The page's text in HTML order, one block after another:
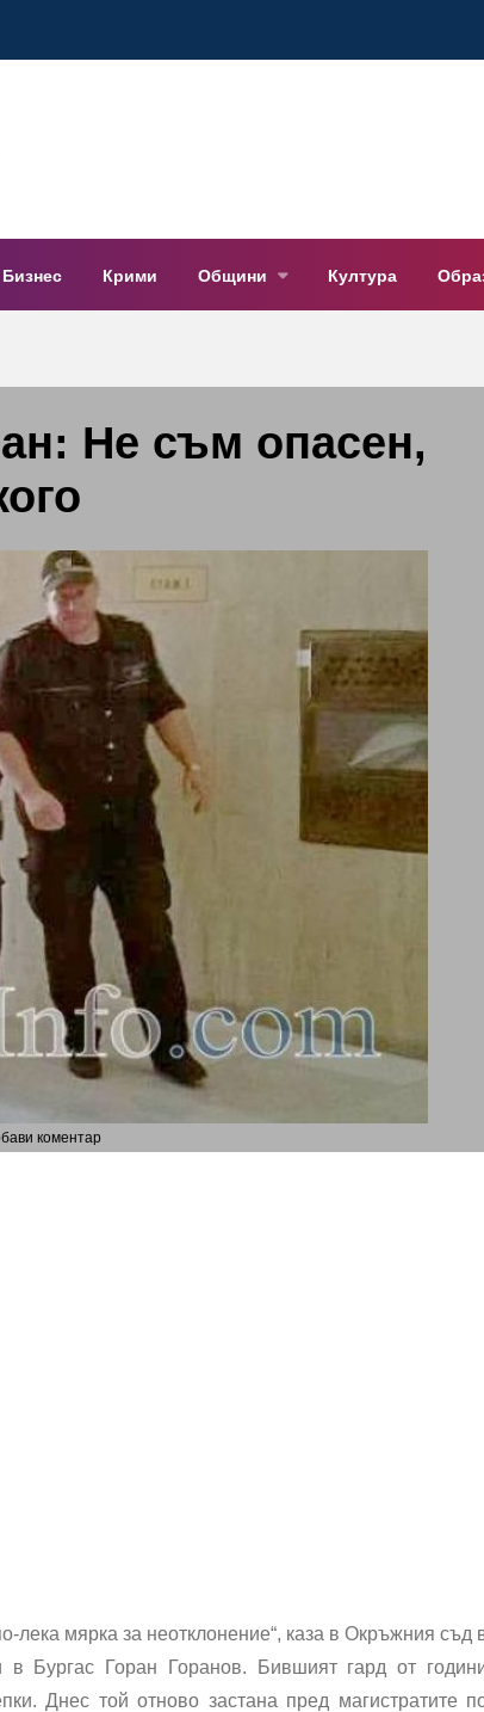
Бизнес Крими Общини Култура
Не съм опасен,
коментар
мярка за неотклонение“, каза в Окръжния съд
в Бургас Горан Горанов. Бившият гард от
Днес той отново застана пред магистратите